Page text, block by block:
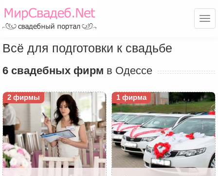
Всё для подготовки к свадьбе
6 свадебных фирм в Одессе
2 фирмы 1 фирма